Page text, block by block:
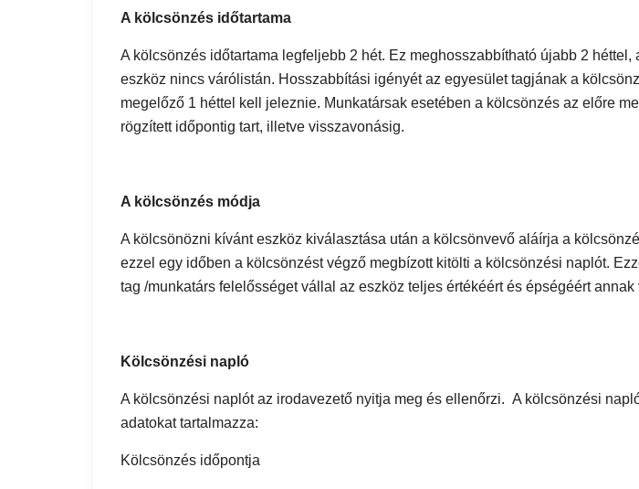
A kölcsönzés időtartama
A kölcsönzés időtartama legfeljebb 2 hét. Ez meghosszabbítható újabb 2 héttel,
eszköz nincs várólistán. Hosszabbítási igényét az egyesület tagjának a
megelőző 1 héttel kell jeleznie. Munkatársak esetében a kölcsönzés az előre
rögzített időpontig tart, illetve visszavonásig.
A kölcsönzés módja
A kölcsönözni kívánt eszköz kiválasztása után a kölcsönvevő aláírja a
ezzel egy időben a kölcsönzést végző megbízott kitölti a kölcsönzési naplót.
tag /munkatárs felelősséget vállal az eszköz teljes értékéért és épségéért
Kölcsönzési napló
A kölcsönzési naplót az irodavezető nyitja meg és ellenőrzi. A kölcsönzési
adatokat tartalmazza:
Kölcsönzés időpontja